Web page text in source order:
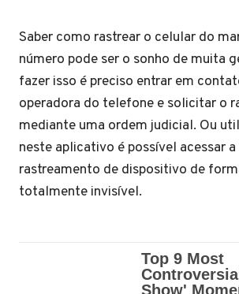
Saber como rastrear o celular do
número pode ser o sonho de muita
fazer isso é preciso entrar em
operadora do telefone e solicitar o
mediante uma ordem judicial. Ou
neste aplicativo é possível acessar
rastreamento de dispositivo de
totalmente invisível.